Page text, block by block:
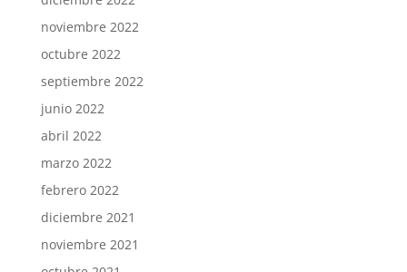
noviembre 2022
octubre 2022
septiembre 2022
junio 2022
abril 2022
marzo 2022
febrero 2022
diciembre 2021
noviembre 2021